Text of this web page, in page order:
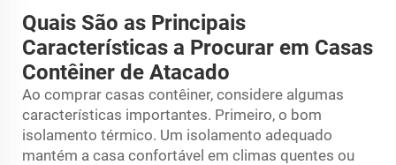
Quais São as Principais
Características a Procurar em Casas
Contêiner de Atacado
Ao comprar casas contêiner, considere algumas
características importantes. Primeiro, o bom
isolamento térmico. Um isolamento adequado
mantém a casa confortável em climas quentes ou